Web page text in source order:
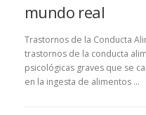
mundo real
Trastornos de la Conducta
trastornos de la conducta
psicológicas graves que se
en la ingesta de alimentos …